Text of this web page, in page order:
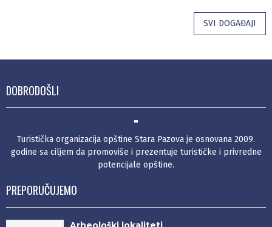
SVI DOGAĐAJI
DOBRODOŠLI
Turistička organizacija opštine Stara Pazova je osnovana 2009.
godine sa ciljem da promoviše i prezentuje turističke i privredne
potencijale opštine.
PREPORUČUJEMO